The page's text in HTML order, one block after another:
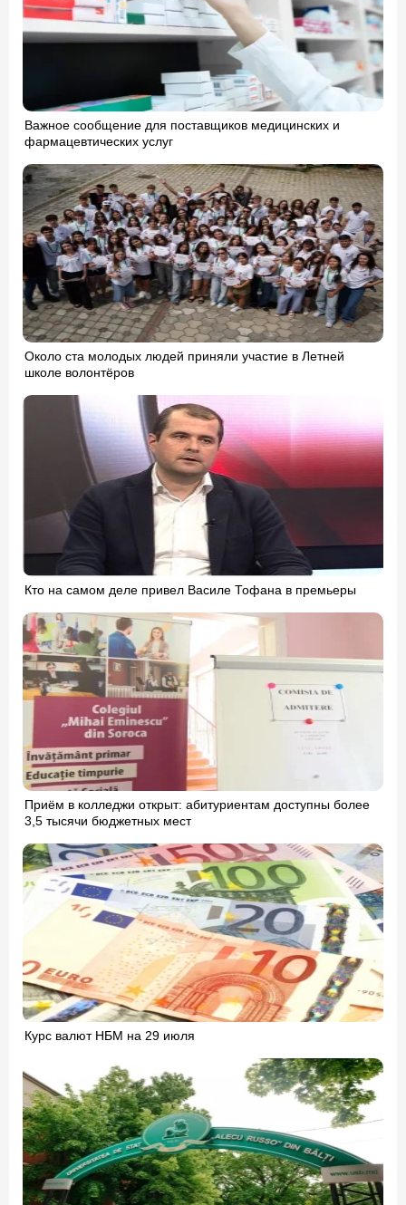
Важное сообщение для поставщиков медицинских и
фармацевтических услуг
Около ста молодых людей приняли участие в Летней
школе волонтёров
Кто на самом деле привел Василе Тофана в премьеры
Приём в колледжи открыт: абитуриентам доступны более
3,5 тысячи бюджетных мест
Курс валют НБМ на 29 июля